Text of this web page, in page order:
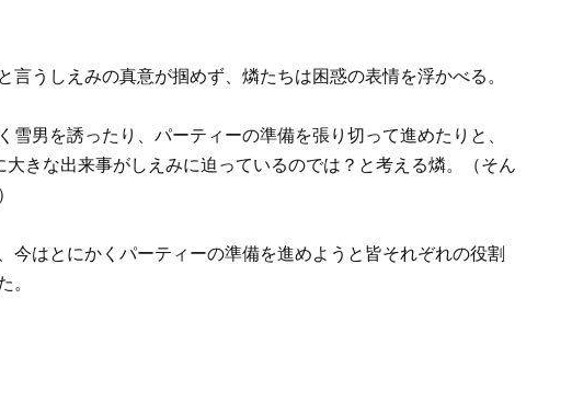
言うしえみの真意が掴めず、燐たちは困惑の表情を浮かべる。
雪男を誘ったり、パーティーの準備を張り切って進めたりと、
大きな出来事がしえみに迫っているのでは？と考える燐。（そん
今はとにかくパーティーの準備を進めようと皆それぞれの役割
。